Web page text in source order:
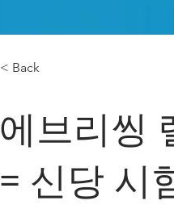
< Back
에브리씽
= 신당 시